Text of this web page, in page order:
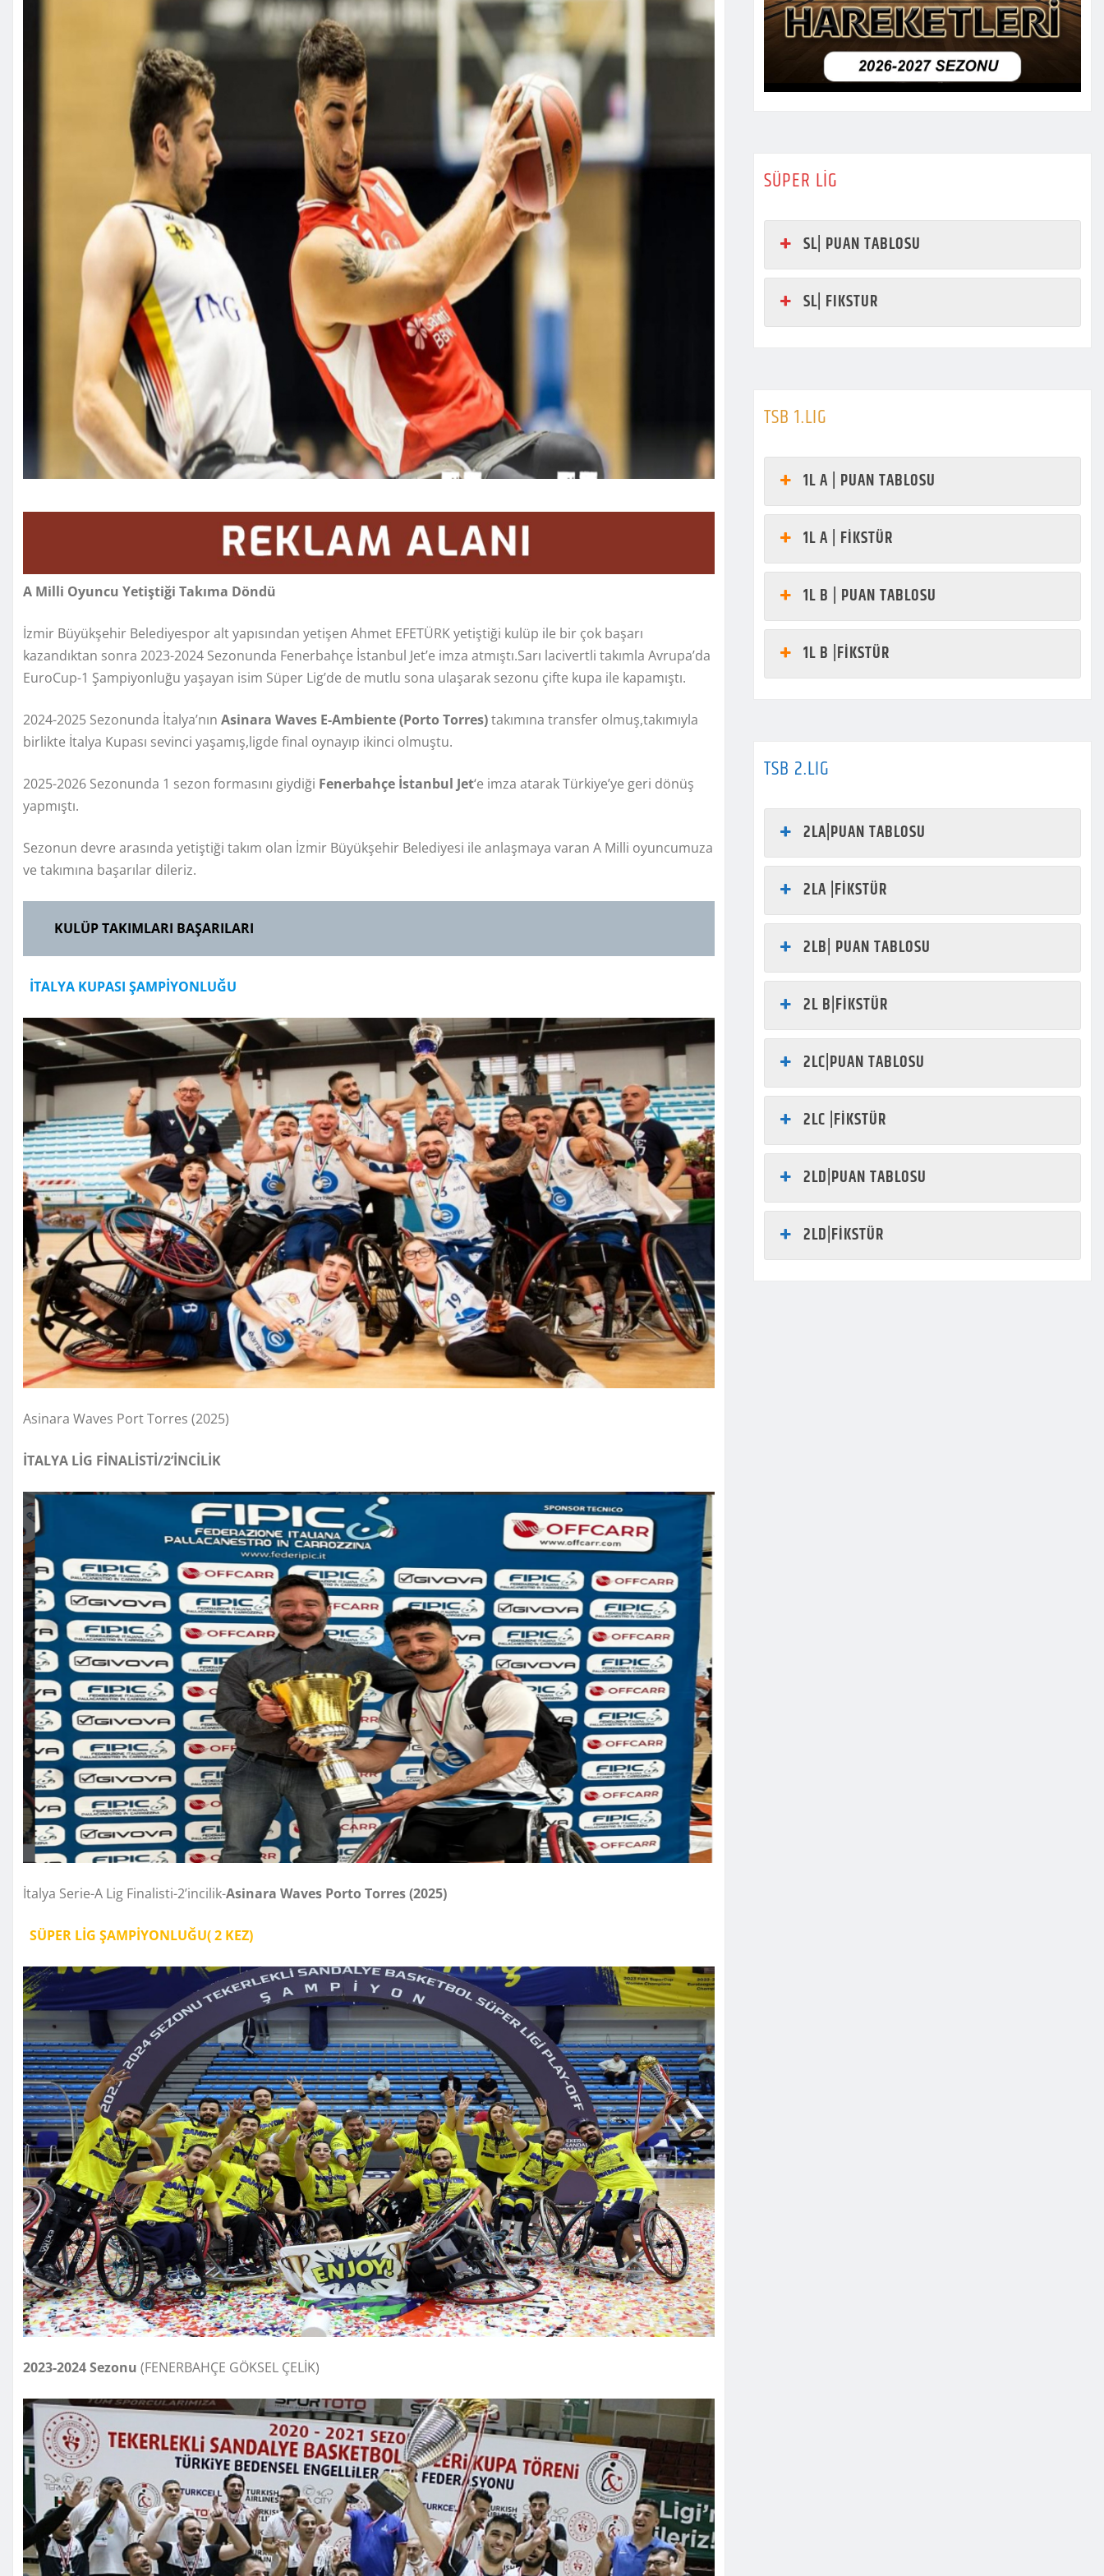
A Milli Oyuncu Yetiştiği Takıma Döndü
İzmir Büyükşehir Belediyespor alt yapısından yetişen Ahmet EFETÜRK yetiştiği kulüp ile bir çok başarı
kazandıktan sonra 2023-2024 Sezonunda Fenerbahçe İstanbul Jet’e imza atmıştı.Sarı lacivertli takımla Avrupa’da
EuroCup-1 Şampiyonluğu yaşayan isim Süper Lig’de de mutlu sona ulaşarak sezonu çifte kupa ile kapamıştı.
2024-2025 Sezonunda İtalya’nın Asinara Waves E-Ambiente (Porto Torres)takımına transfer olmuş,takımıyla
birlikte İtalya Kupası sevinci yaşamış,ligde final oynayıp ikinci olmuştu.
2025-2026 Sezonunda 1 sezon formasını giydiği Fenerbahçe İstanbul Jet‘e imza atarak Türkiye’ye geri dönüş
yapmıştı.
Sezonun devre arasında yetiştiği takım olan İzmir Büyükşehir Belediyesi ile anlaşmaya varan A Milli oyuncumuza
ve takımına başarılar dileriz.
KULÜP TAKIMLARI BAŞARILARI
İTALYA KUPASI ŞAMPİYONLUĞU
Asinara Waves Port Torres (2025)
İTALYA LİG FİNALİSTİ/2’İNCİLİK
İtalya Serie-A Lig Finalisti-2’incilik-Asinara Waves Porto Torres (2025)
SÜPER LİG ŞAMPİYONLUĞU( 2 KEZ)
2023-2024 Sezonu (FENERBAHÇE GÖKSEL ÇELİK)
SÜPER LİG
SL| PUAN TABLOSU
SL| FIKSTUR
TSB 1.LIG
1L A | PUAN TABLOSU
1L A | FİKSTÜR
1L B | PUAN TABLOSU
1L B |FİKSTÜR
TSB 2.LIG
2LA|PUAN TABLOSU
2LA |FİKSTÜR
2LB| PUAN TABLOSU
2L B|FİKSTÜR
2LC|PUAN TABLOSU
2LC |FİKSTÜR
2LD|PUAN TABLOSU
2LD|FİKSTÜR